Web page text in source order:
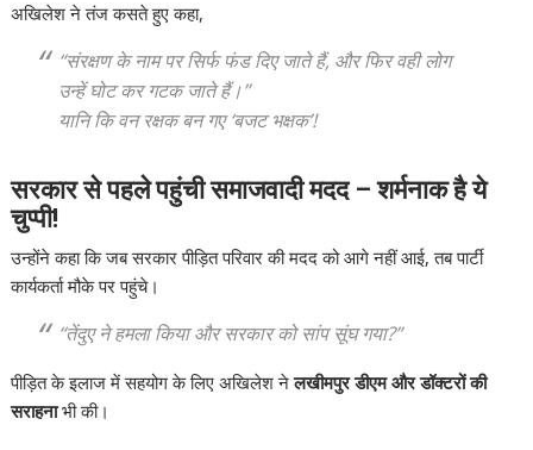
अखिलेश ने तंज कसते हुए कहा,
“संरक्षण के नाम पर सिर्फ फंड दिए जाते हैं, और फिर वही लोग
उन्हें घोट कर गटक जाते हैं।”
यानि कि वन रक्षक बन गए ‘बजट भक्षक’!
सरकार से पहले पहुंची समाजवादी मदद – शर्मनाक है ये
चुप्पी!
उन्होंने कहा कि जब सरकार पीड़ित परिवार की मदद को आगे नहीं आई, तब पार्टी
कार्यकर्ता मौके पर पहुंचे।
“तेंदुए ने हमला किया और सरकार को सांप सूंघ गया?”
पीड़ित के इलाज में सहयोग के लिए अखिलेश नेलखीमपुर डीएम और डॉक्टरों की
सराहनाभी की।